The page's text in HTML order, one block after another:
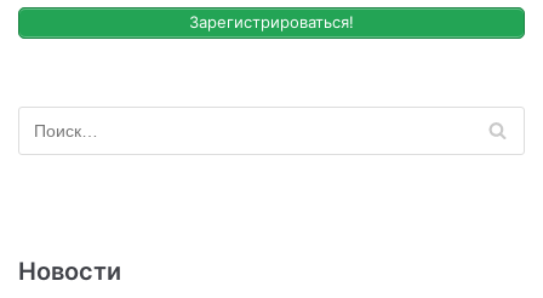
Зарегистрироваться!
Новости